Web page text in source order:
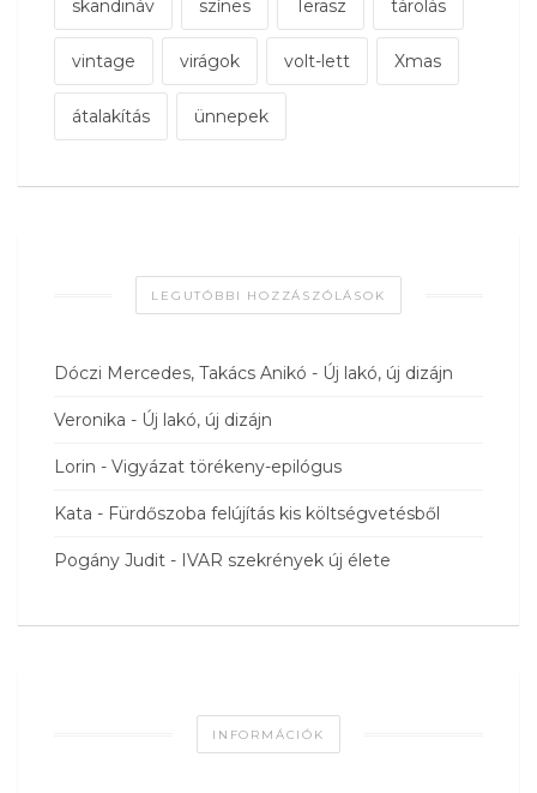
skandináv színes Terasz tárolás
vintage virágok volt-lett Xmas
átalakítás ünnepek
LEGUTÓBBI HOZZÁSZÓLÁSOK
Dóczi Mercedes, Takács Anikó - Új lakó, új dizájn
Veronika - Új lakó, új dizájn
Lorin - Vigyázat törékeny-epilógus
Kata - Fürdőszoba felújítás kis költségvetésből
Pogány Judit - IVAR szekrények új élete
INFORMÁCIÓK